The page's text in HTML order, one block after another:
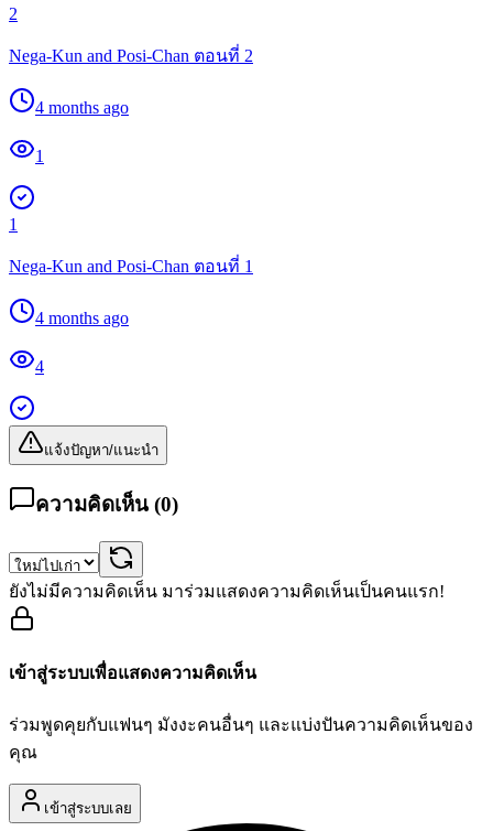
2
Nega-Kun and Posi-Chan ตอนที่ 2
4 months ago
1
1
Nega-Kun and Posi-Chan ตอนที่ 1
4 months ago
4
แจ้งปัญหา/แนะนำ
ความคิดเห็น (0)
ยังไม่มีความคิดเห็น มาร่วมแสดงความคิดเห็นเป็นคนแรก!
เข้าสู่ระบบเพื่อแสดงความคิดเห็น
ร่วมพูดคุยกับแฟนๆ มังงะคนอื่นๆ และแบ่งปันความคิดเห็นของ
คุณ
เข้าสู่ระบบเลย